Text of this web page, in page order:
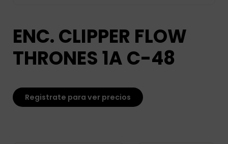
ENC. CLIPPER FLOW
THRONES 1A C-48
Registrate para ver precios